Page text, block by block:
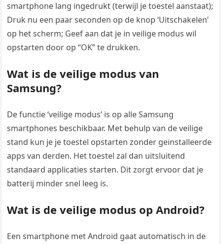
smartphone lang ingedrukt (terwijl je toestel aanstaat);
Druk nu een paar seconden op de knop ‘Uitschakelen’
op het scherm; Geef aan dat je in veilige modus wil
opstarten door op “OK” te drukken.
Wat is de veilige modus van
Samsung?
De functie ‘veilige modus’ is op alle Samsung
smartphones beschikbaar. Met behulp van de veilige
stand kun je je toestel opstarten zonder geïnstalleerde
apps van derden. Het toestel zal dan uitsluitend
standaard applicaties starten. Dit zorgt ervoor dat je
batterij minder snel leeg is.
Wat is de veilige modus op Android?
Een smartphone met Android gaat automatisch in de